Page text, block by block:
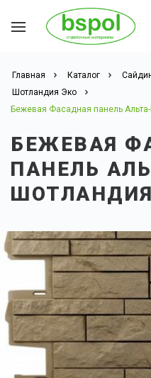
Главная Каталог
Шотландия Эко
Бежевая Фасадная панель
БЕЖЕВАЯ
ПАНЕЛЬ